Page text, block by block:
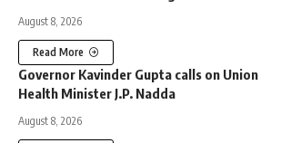
August 8, 2026
Read More
Governor Kavinder Gupta calls on Union
Health Minister J.P. Nadda
August 8, 2026